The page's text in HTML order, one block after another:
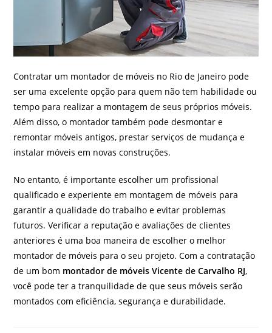
Contratar um montador de móveis no Rio de Janeiro pode
ser uma excelente opção para quem não tem habilidade ou
tempo para realizar a montagem de seus próprios móveis.
Além disso, o montador também pode desmontar e
remontar móveis antigos, prestar serviços de mudança e
instalar móveis em novas construções.
No entanto, é importante escolher um profissional
qualificado e experiente em montagem de móveis para
garantir a qualidade do trabalho e evitar problemas
futuros. Verificar a reputação e avaliações de clientes
anteriores é uma boa maneira de escolher o melhor
montador de móveis para o seu projeto. Com a contratação
de um bom montador de móveis Vicente de Carvalho RJ,
você pode ter a tranquilidade de que seus móveis serão
montados com eficiência, segurança e durabilidade.